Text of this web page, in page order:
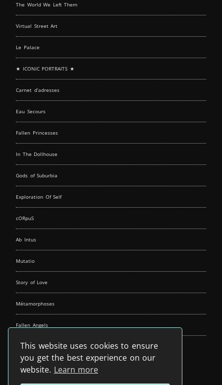
This website uses cookies to ensure
you get the best experience on our
website. Learn more
The World We Left Them
Virtual Street Art
Le Palace
★ ICONIC PORTRAITS ★
Carnet d’adresses
Eau Secours
Fallen Princesses
In The Dollhouse
Gods of Suburbia
Exploration Of Self
cORpuS
Ab Intus
Mutatio
Story of Love
Métamorphoses
Fallen Angels
Music Spirit